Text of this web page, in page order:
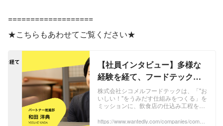
===================
★こちらもあわせてご覧ください★
【社員インタビュー】多様な
経験を経て、フードテックの
最前線へ再合流。「出戻り」
社員がパートナー推進部で見
据える食の未来 | Interview
株式会社シコメルフードテックは、「"お
いしい！"をうみだす仕組みをつくる」を
ミッションに、飲食店の仕込み工程を外
を展開するスタートアップ企業です。中
https://www.wantedly.com/companies/compa